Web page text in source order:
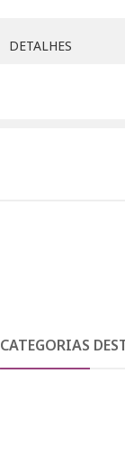
DETALHES
CATEGORIAS